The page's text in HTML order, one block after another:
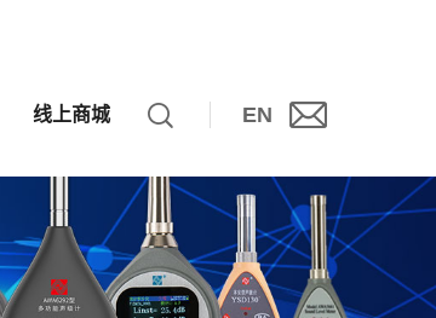
EN
线上商城